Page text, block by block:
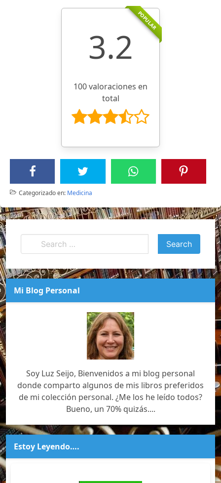
POPULAR
3.2
100 valoraciones en
total
Categorizado en: Medicina
Mi Blog Personal
Soy Luz Seijo, Bienvenidos a mi blog personal
donde comparto algunos de mis libros preferidos
de mi colección personal. ¿Me los he leído todos?
Bueno, un 70% quizás....
Estoy Leyendo….